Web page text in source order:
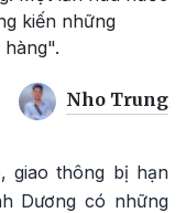
kiến những
Nho Trung
giao thông bị hạn
Dương có những